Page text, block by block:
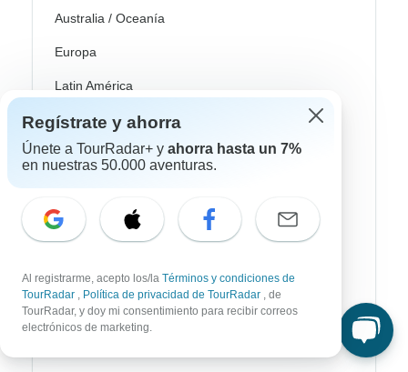
Australia / Oceanía
Europa
Latin América
América del Sur
Egipto
Sudáfrica
China
India
Regístrate y ahorra
Únete a TourRadar+ y ahorra hasta un 7%
en nuestras 50.000 aventuras.
Al registrarme, acepto los/la Términos y condiciones de
TourRadar , Política de privacidad de TourRadar , de
TourRadar, y doy mi consentimiento para recibir correos
electrónicos de marketing.